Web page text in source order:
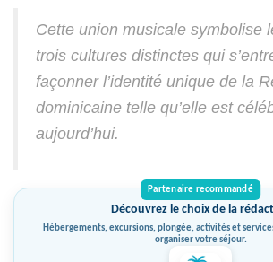
Cette union musicale symbolise
trois cultures distinctes qui
façonner l’identité unique de la
dominicaine telle qu’elle est
aujourd’hui.
Découvrez le choix de la
Hébergements, excursions, plongée, activités et
organiser votre séjour.